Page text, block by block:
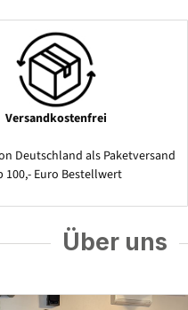
Versandkostenfrei
Deutschland als Paketversand
100,- Euro Bestellwert
Über uns